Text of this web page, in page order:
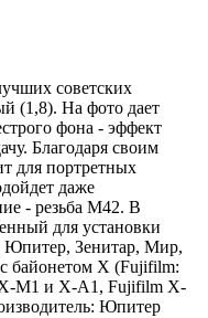
советских
(1,8). На фото дает
фона - эффект
Благодаря своим
для портретных
даже
- резьба М42. В
для установки
Юпитер, Зенитар, Мир,
байонетом Х (Fujifilm:
M1 и X-A1, Fujifilm X-
Юпитер